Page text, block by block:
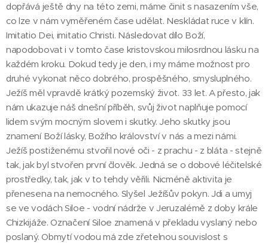
dopřává ještě dny na této zemi, máme činit s nasazením vše,
co lze v nám vyměřeném čase udělat. Neskládat ruce v klín.
Imitatio Dei, imitatio Christi. Následovat dílo Boží,
napodobovat i v tomto čase kristovskou milosrdnou lásku na
každém kroku. Dokud tedy je den, i my máme možnost pro
druhé vykonat něco dobrého, prospěšného, smysluplného.
Ježíš měl vpravdě krátký pozemský život. 33 let. A přesto, jak
nám ukazuje náš dnešní příběh, svůj život naplňuje pomocí
lidem svým mocným slovem i skutky. Jeho skutky jsou
znamení Boží lásky, Božího království v nás a mezi námi.
Ježíš postiženému stvořil nové oči - z prachu - z bláta - stejně
tak, jak byl stvořen první člověk. Jedná se o dobové léčitelské
prostředky, tak, jak v to tehdy věřili. Nicméně aktivita je
přenesena na nemocného. Slyšel Ježíšův pokyn. Jdi a umyj
se ve vodách Siloe - vodní nádrže v Jeruzalémě z doby krále
Chizkijáže. Označení Siloe znamená v překladu vyslaný nebo
poslaný. Obmytí vodou má zde zřetelnou souvislost s